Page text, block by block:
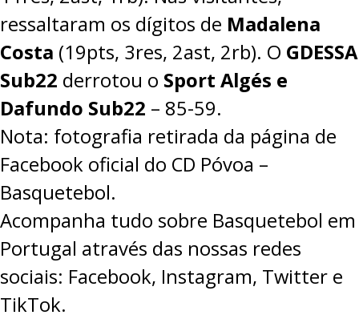
ressaltaram os dígitos de Madalena
Costa (19pts, 3res, 2ast, 2rb). O GDESSA
Sub22 derrotou o Sport Algés e
Dafundo Sub22 – 85-59.
Nota: fotografia retirada da página de
Facebook oficial do CD Póvoa –
Basquetebol.
Acompanha tudo sobre Basquetebol em
Portugal através das nossas redes
sociais: Facebook, Instagram, Twitter e
TikTok.